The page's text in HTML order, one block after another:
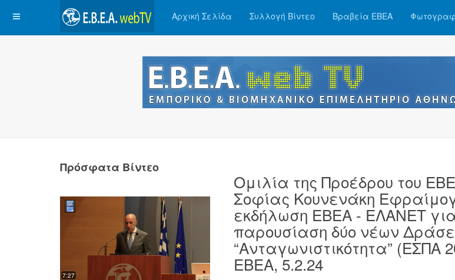
Αρχική Σελίδα Συλλογή Βίντεο Βραβεία ΕΒΕΑ
Ομιλία της Προέδρου του
Σοφίας Κουνενάκη
εκδήλωση ΕΒΕΑ - ΕΛΑΝΕΤ
παρουσίαση δύο νέων
“Ανταγωνιστικότητα” (ΕΣΠΑ
ΕΒΕΑ, 5.2.24
Πρόσφατα Βίντεο
7:27